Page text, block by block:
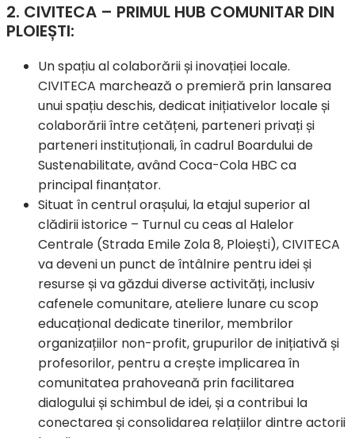
2. CIVITECA – PRIMUL HUB COMUNITAR DIN
PLOIEȘTI:
Un spațiu al colaborării și inovației locale.
CIVITECA marchează o premieră prin lansarea
unui spațiu deschis, dedicat inițiativelor locale și
colaborării între cetățeni, parteneri privați și
parteneri instituționali, în cadrul Boardului de
Sustenabilitate, având Coca-Cola HBC ca
principal finanțator.
Situat în centrul orașului, la etajul superior al
clădirii istorice – Turnul cu ceas al Halelor
Centrale (Strada Emile Zola 8, Ploiești), CIVITECA
va deveni un punct de întâlnire pentru idei și
resurse și va găzdui diverse activități, inclusiv
cafenele comunitare, ateliere lunare cu scop
educațional dedicate tinerilor, membrilor
organizațiilor non-profit, grupurilor de inițiativă și
profesorilor, pentru a crește implicarea în
comunitatea prahoveană prin facilitarea
dialogului și schimbul de idei, și a contribui la
conectarea și consolidarea relațiilor dintre actorii